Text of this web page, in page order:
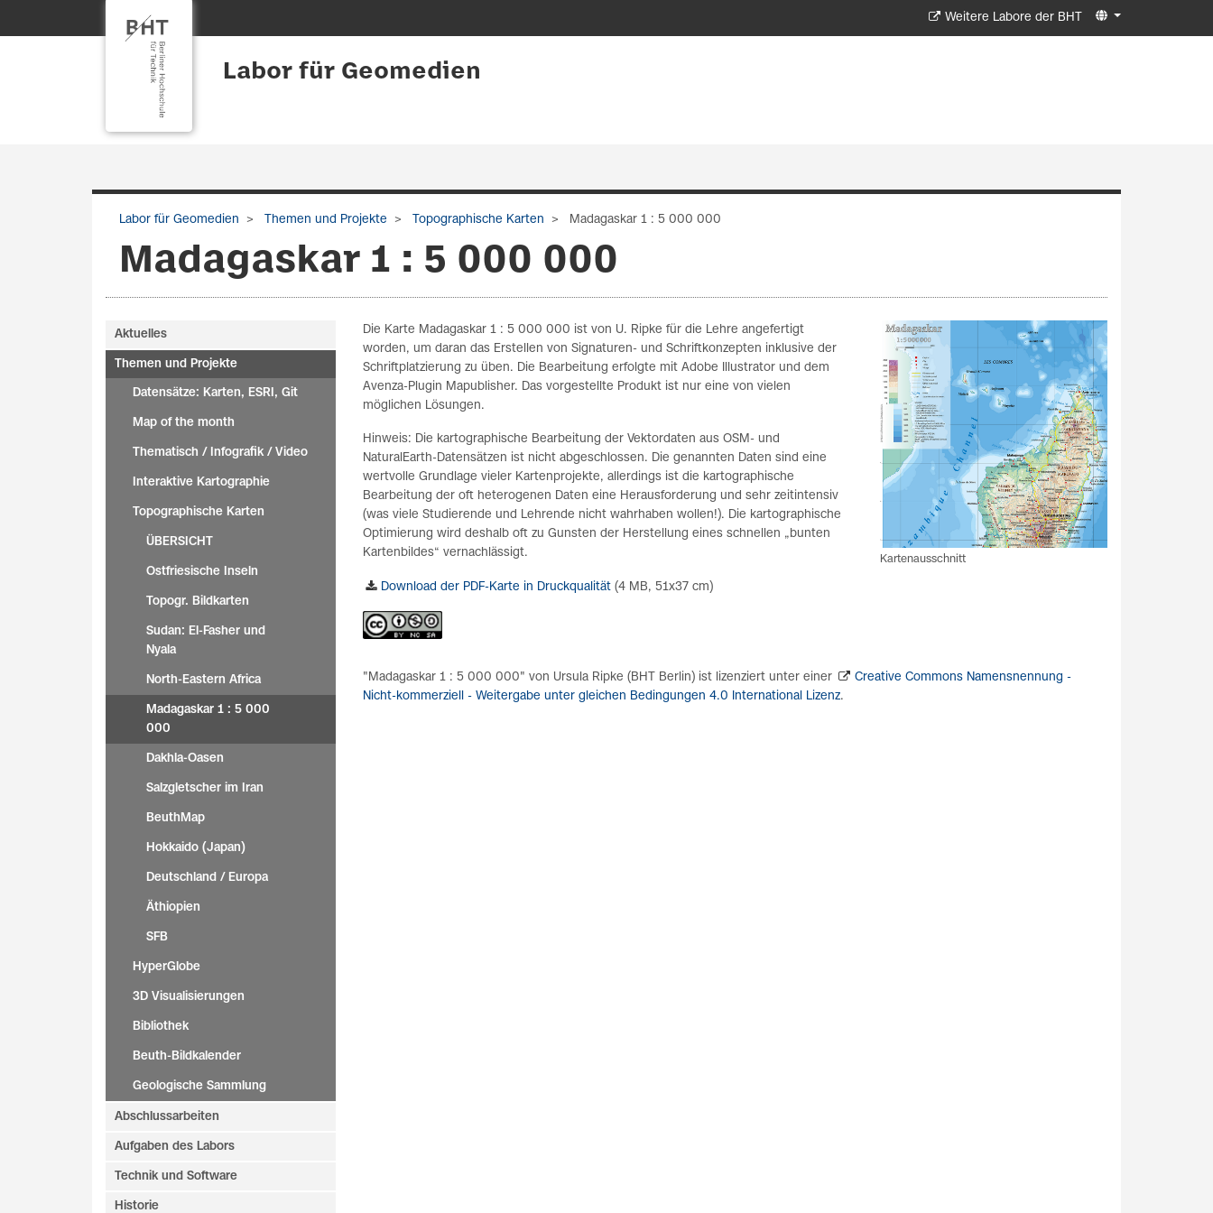
Weitere Labore der BHT
Labor für Geomedien
Labor für Geomedien Themen und Projekte Topographische Karten Madagaskar 1 : 5 000 000
Madagaskar 1 : 5 000 000
Die Karte Madagaskar 1 : 5 000 000 ist von U. Ripke für die Lehre angefertigt
worden, um daran das Erstellen von Signaturen- und Schriftkonzepten inklusive der
Schriftplatzierung zu üben. Die Bearbeitung erfolgte mit Adobe Illustrator und dem
Avenza-Plugin Mapublisher. Das vorgestellte Produkt ist nur eine von vielen
möglichen Lösungen.
Hinweis: Die kartographische Bearbeitung der Vektordaten aus OSM- und
NaturalEarth-Datensätzen ist nicht abgeschlossen. Die genannten Daten sind eine
wertvolle Grundlage vieler Kartenprojekte, allerdings ist die kartographische
Bearbeitung der oft heterogenen Daten eine Herausforderung und sehr zeitintensiv
(was viele Studierende und Lehrende nicht wahrhaben wollen!). Die kartographische
Optimierung wird deshalb oft zu Gunsten der Herstellung eines schnellen „bunten
Kartenbildes“ vernachlässigt.
Download der PDF-Karte in Druckqualität (4 MB, 51x37 cm)
Kartenausschnitt
"Madagaskar 1 : 5 000 000" von Ursula Ripke (BHT Berlin) ist lizenziert unter einer
Creative Commons Namensnennung -
Nicht-kommerziell - Weitergabe unter gleichen Bedingungen 4.0 International Lizenz.
Aktuelles
Themen und Projekte
Datensätze: Karten, ESRI, Git
Map of the month
Thematisch / Infografik / Video
Interaktive Kartographie
Topographische Karten
ÜBERSICHT
Ostfriesische Inseln
Topogr. Bildkarten
Sudan: El-Fasher und
Nyala
North-Eastern Africa
Madagaskar 1 : 5 000
000
Dakhla-Oasen
Salzgletscher im Iran
BeuthMap
Hokkaido (Japan)
Deutschland / Europa
Äthiopien
SFB
HyperGlobe
3D Visualisierungen
Bibliothek
Beuth-Bildkalender
Geologische Sammlung
Abschlussarbeiten
Aufgaben des Labors
Technik und Software
Historie